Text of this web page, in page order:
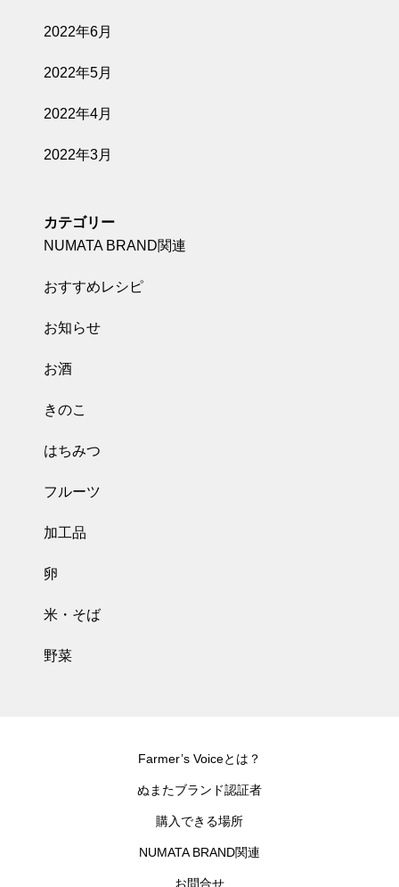
2022年6月
2022年5月
2022年4月
2022年3月
カテゴリー
NUMATA BRAND関連
おすすめレシピ
お知らせ
お酒
きのこ
はちみつ
フルーツ
加工品
卵
米・そば
野菜
Farmer’s Voiceとは？
ぬまたブランド認証者
購入できる場所
NUMATA BRAND関連
お問合せ